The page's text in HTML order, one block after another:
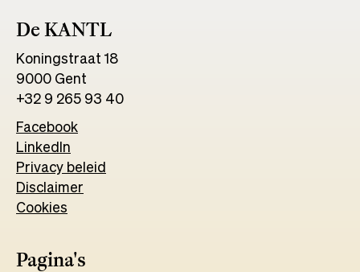
De KANTL
Koningstraat 18
9000 Gent
+32 9 265 93 40
Facebook
a
new
LinkedIn
in
a
Privacy beleid
Disclaimer
Cookies
Pagina's